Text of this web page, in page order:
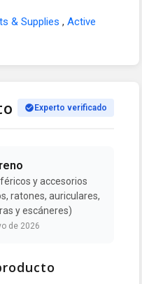
& Supplies , Active
Experto verificado
y accesorios
ratones, auriculares,
y escáneres)
de 2026